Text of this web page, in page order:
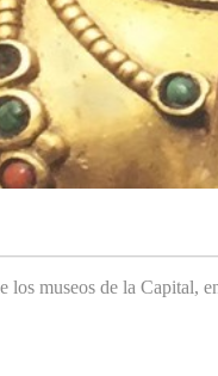
los museos de la